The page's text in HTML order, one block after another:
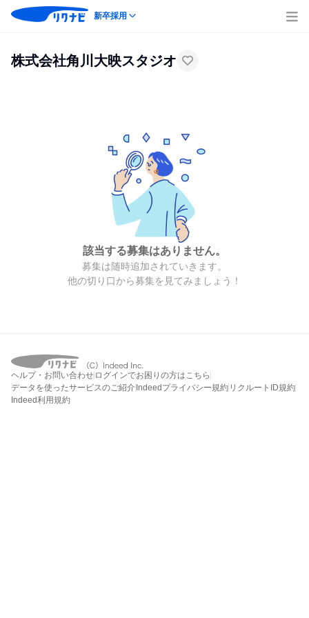
新卒採用
株式会社角川大映スタジオ
該当する募集はありません。
募集は随時追加されていきます。
他の切り口から募集を見てみましょう！
ヘルプ・お問い合わせ ログインでお困りの方はこちら
データを使ったサービスのご紹介 Indeedプライバシー規約 リクルートID規約
Indeed利用規約